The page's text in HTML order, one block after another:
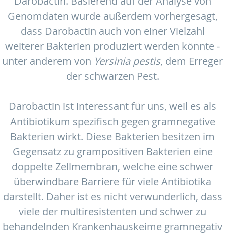
Genomdaten wurde außerdem vorhergesagt,
dass Darobactin auch von einer Vielzahl
weiterer Bakterien produziert werden könnte -
unter anderem von Yersinia pestis, dem Erreger
der schwarzen Pest.
Darobactin ist interessant für uns, weil es als
Antibiotikum spezifisch gegen gramnegative
Bakterien wirkt. Diese Bakterien besitzen im
Gegensatz zu grampositiven Bakterien eine
doppelte Zellmembran, welche eine schwer
überwindbare Barriere für viele Antibiotika
darstellt. Daher ist es nicht verwunderlich, dass
viele der multiresistenten und schwer zu
behandelnden Krankenhauskeime gramnegativ